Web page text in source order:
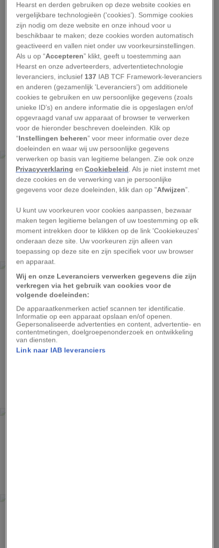
1
ALEX TEN NAPEL
Hollands kuifhoen (haan) - Varsseveld, fokker Wim
Diepenbroek
2
ALEX TEN NAPEL
Barnevelder hen - Aalten, fokker Gerrit Simmelink
Advertentie - Lees hieronder verder
Hearst en derden gebruiken op deze website cookies en
vergelijkbare technologieën ('cookies'). Sommige cookies
zijn nodig om deze website en onze inhoud voor u
beschikbaar te maken; deze cookies worden automatisch
geactiveerd en vallen niet onder uw voorkeursinstellingen.
Als u op “Accepteren” klikt, geeft u toestemming aan
Hearst en onze adverteerders, advertentietechnologie
leveranciers, inclusief 137 IAB TCF Framework-leveranciers
en anderen (gezamenlijk 'Leveranciers') om additionele
cookies te gebruiken en uw persoonlijke gegevens (zoals
unieke ID’s) en andere informatie die is opgeslagen en/of
opgevraagd vanaf uw apparaat of browser te verwerken
voor de hieronder beschreven doeleinden. Klik op
“Instellingen beheren” voor meer informatie over deze
doeleinden en waar wij uw persoonlijke gegevens
verwerken op basis van legitieme belangen. Zie ook onze
Privacyverklaring enCookiebeleid. Als je niet instemt met
deze cookies en de verwerking van je persoonlijke
gegevens voor deze doeleinden, klik dan op "Afwijzen”.
U kunt uw voorkeuren voor cookies aanpassen, bezwaar
maken tegen legitieme belangen of uw toestemming op elk
moment intrekken door te klikken op de link 'Cookiekeuzes'
onderaan deze site. Uw voorkeuren zijn alleen van
toepassing op deze site en zijn specifiek voor uw browser
en apparaat.
Wij en onze Leveranciers verwerken gegevens die zijn
verkregen via het gebruik van cookies voor de
volgende doeleinden:
De apparaatkenmerken actief scannen ter identificatie.
Informatie op een apparaat opslaan en/of openen.
Gepersonaliseerde advertenties en content, advertentie- en
contentmetingen, doelgroepenonderzoek en ontwikkeling
van diensten.
Link naar IAB leveranciers